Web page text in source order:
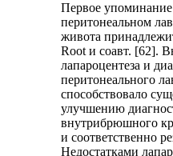
Первое
перитонеальном
живота
Root и соавт. [62].
лапароцентеза и
перитонеального
способствовало
улучшению
внутрибрюшного
и соответственно
Недостатками